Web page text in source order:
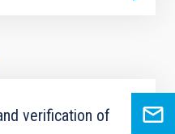
verification of